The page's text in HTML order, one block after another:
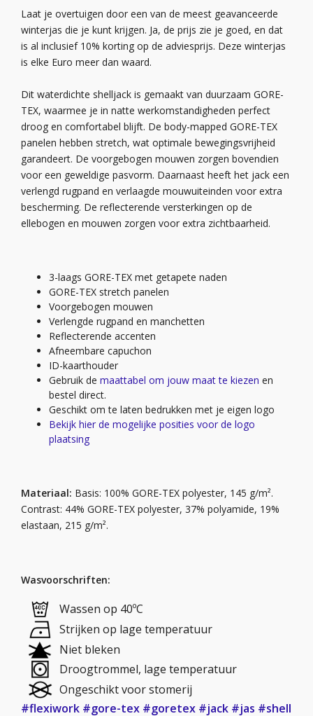
Laat je overtuigen door een van de meest geavanceerde
winterjas die je kunt krijgen. Ja, de prijs zie je goed, en dat
is al inclusief 10% korting op de adviesprijs. Deze winterjas
is elke Euro meer dan waard.
Dit waterdichte shelljack is gemaakt van duurzaam GORE-
TEX, waarmee je in natte werkomstandigheden perfect
droog en comfortabel blijft. De body-mapped GORE-TEX
panelen hebben stretch, wat optimale bewegingsvrijheid
garandeert. De voorgebogen mouwen zorgen bovendien
voor een geweldige pasvorm. Daarnaast heeft het jack een
verlengd rugpand en verlaagde mouwuiteinden voor extra
bescherming. De reflecterende versterkingen op de
ellebogen en mouwen zorgen voor extra zichtbaarheid.
3-laags GORE-TEX met getapete naden
GORE-TEX stretch panelen
Voorgebogen mouwen
Verlengde rugpand en manchetten
Reflecterende accenten
Afneembare capuchon
ID-kaarthouder
Gebruik de maattabel om jouw maat te kiezen en
bestel direct.
Geschikt om te laten bedrukken met je eigen logo
Bekijk hier de mogelijke posities voor de logo
plaatsing
Materiaal: Basis: 100% GORE-TEX polyester, 145 g/m².
Contrast: 44% GORE-TEX polyester, 37% polyamide, 19%
elastaan, 215 g/m².
Wasvoorschriften:
Wassen op 40ºC
Strijken op lage temperatuur
Niet bleken
Droogtrommel, lage temperatuur
Ongeschikt voor stomerij
#flexiwork #gore-tex #goretex #jack #jas #shell